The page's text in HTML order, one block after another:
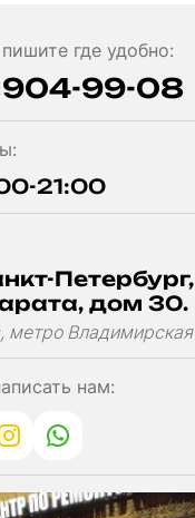
где удобно:
904-99-08
21:00
Петербург,
дом 30.
метро Владимирская
нам: